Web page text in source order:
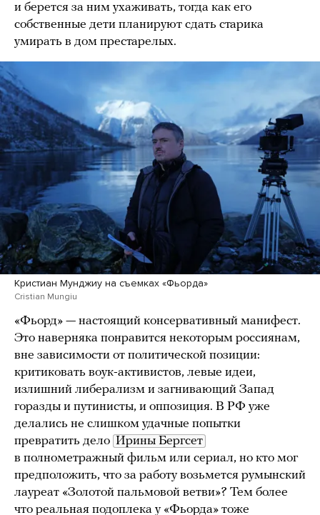
и берется за ним ухаживать, тогда как его
собственные дети планируют сдать старика
умирать в дом престарелых.
Кристиан Мунджиу на съемках «Фьорда»
Cristian Mungiu
«Фьорд» — настоящий консервативный манифест.
Это наверняка понравится некоторым россиянам,
вне зависимости от политической позиции:
критиковать воук-активистов, левые идеи,
излишний либерализм и загнивающий Запад
горазды и путинисты, и оппозиция. В РФ уже
делались не слишком удачные попытки
превратить дело Ирины Бергсет
в полнометражный фильм или сериал, но кто мог
предположить, что за работу возьмется румынский
лауреат «Золотой пальмовой ветви»? Тем более
что реальная подоплека у «Фьорда» тоже